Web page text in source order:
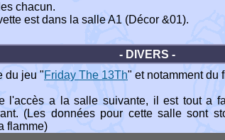
chacun.
est dans la salle A1 (Décor &01).
- DIVERS -
du jeu "Friday The 13Th" et notamment du
l'accès a la salle suivante, il est tout a
(Les données pour cette salle sont
flamme)